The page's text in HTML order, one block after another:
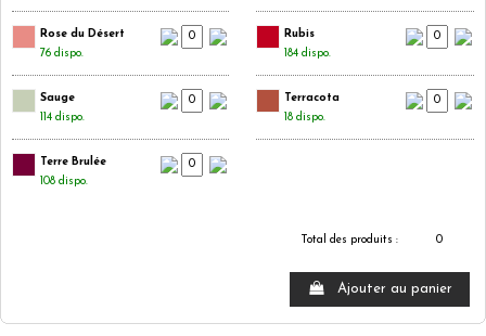
Rose du Désert
76 dispo.
Rubis
184 dispo.
Sauge
114 dispo.
Terracota
18 dispo.
Terre Brulée
108 dispo.
Total des produits : 0
Ajouter au panier